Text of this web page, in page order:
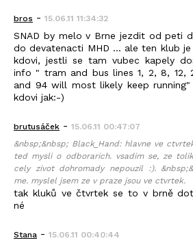
bros - 15.06.11 11:34:32
SNAD by melo v Brne jezdit od peti
do devatenacti MHD ... ale ten klub
kdovi, jestli se tam vubec kapely
info " tram and bus lines 1, 2, 8, 12,
and 94 will most likely keep
kdovi jak:-)
brutusáček - 15.06.11 00:47:07
&nbsp;&nbsp; Black_Hand: hlavne ve
ted mysli o odborarich. vsadim se, ze
cely zivot dohromady nepouzil :).
me. myslel jsem ze v praze jsou ve ctvrtek.
tak kluků ve čtvrtek se to v brně
né
Stana - 15.06.11 00:40:44